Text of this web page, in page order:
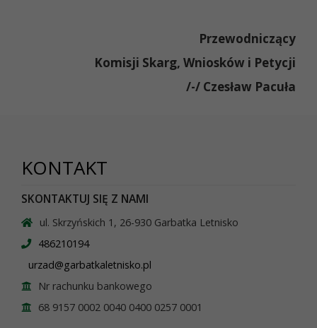
Przewodniczący
Komisji Skarg, Wniosków i Petycji
/-/ Czesław Pacuła
KONTAKT
SKONTAKTUJ SIĘ Z NAMI
ul. Skrzyńskich 1, 26-930 Garbatka Letnisko
486210194
urzad@garbatkaletnisko.pl
Nr rachunku bankowego
68 9157 0002 0040 0400 0257 0001